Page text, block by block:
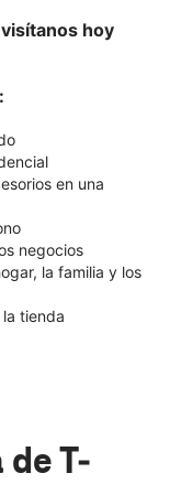
hoy
en una
negocios
la familia y los
tienda
T-